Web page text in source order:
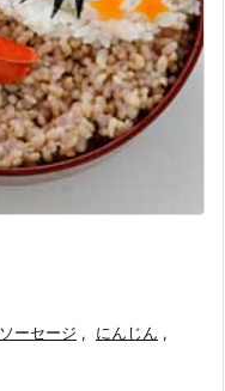
ソーセージ , にんじん ,